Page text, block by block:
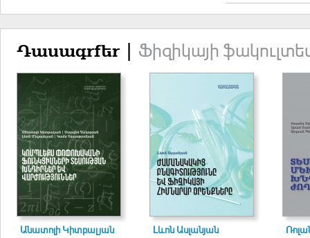
Դասագրքեր | Ֆիզիկայի
Անատոլի Կիտբալյան
Լևոն Ասլանյան